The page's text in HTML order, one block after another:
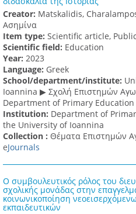
Creator: Matskalidis,
Ασημίνα
Item type: Scientific article,
Scientific field: Education
Υear: 2023
Language: Greek
School/department/institute:
Ioannina ▶ Σχολή Επιστημών
Department of Primary Education
Institution: Department of
the University of Ioannina
Collection : Θέματα Επιστημών
eJournals
Ο συμβουλευτικός ρόλος του
σχολικής μονάδας στην
κοινωνικοποίηση
εκπαιδευτικών